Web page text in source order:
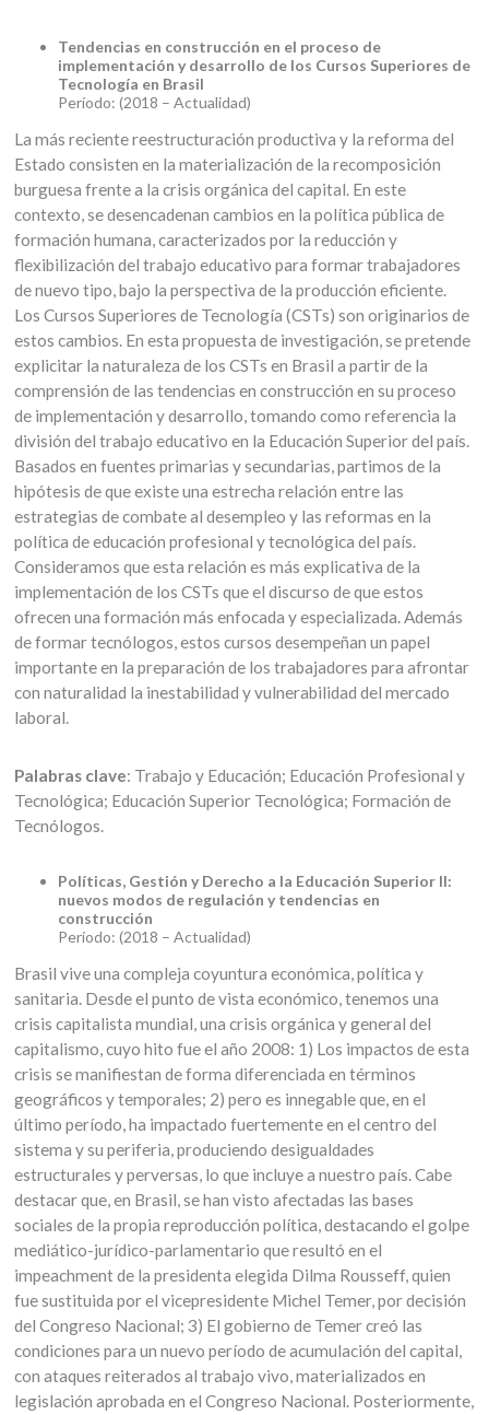
Tendencias en construcción en el proceso de
implementación y desarrollo de los Cursos Superiores de
Tecnología en Brasil
Período: (2018 – Actualidad)
La más reciente reestructuración productiva y la reforma del
Estado consisten en la materialización de la recomposición
burguesa frente a la crisis orgánica del capital. En este
contexto, se desencadenan cambios en la política pública de
formación humana, caracterizados por la reducción y
flexibilización del trabajo educativo para formar trabajadores
de nuevo tipo, bajo la perspectiva de la producción eficiente.
Los Cursos Superiores de Tecnología (CSTs) son originarios de
estos cambios. En esta propuesta de investigación, se pretende
explicitar la naturaleza de los CSTs en Brasil a partir de la
comprensión de las tendencias en construcción en su proceso
de implementación y desarrollo, tomando como referencia la
división del trabajo educativo en la Educación Superior del país.
Basados en fuentes primarias y secundarias, partimos de la
hipótesis de que existe una estrecha relación entre las
estrategias de combate al desempleo y las reformas en la
política de educación profesional y tecnológica del país.
Consideramos que esta relación es más explicativa de la
implementación de los CSTs que el discurso de que estos
ofrecen una formación más enfocada y especializada. Además
de formar tecnólogos, estos cursos desempeñan un papel
importante en la preparación de los trabajadores para afrontar
con naturalidad la inestabilidad y vulnerabilidad del mercado
laboral.
Palabras clave: Trabajo y Educación; Educación Profesional y
Tecnológica; Educación Superior Tecnológica; Formación de
Tecnólogos.
Políticas, Gestión y Derecho a la Educación Superior II:
nuevos modos de regulación y tendencias en
construcción
Período: (2018 – Actualidad)
Brasil vive una compleja coyuntura económica, política y
sanitaria. Desde el punto de vista económico, tenemos una
crisis capitalista mundial, una crisis orgánica y general del
capitalismo, cuyo hito fue el año 2008: 1) Los impactos de esta
crisis se manifiestan de forma diferenciada en términos
geográficos y temporales; 2) pero es innegable que, en el
último período, ha impactado fuertemente en el centro del
sistema y su periferia, produciendo desigualdades
estructurales y perversas, lo que incluye a nuestro país. Cabe
destacar que, en Brasil, se han visto afectadas las bases
sociales de la propia reproducción política, destacando el golpe
mediático-jurídico-parlamentario que resultó en el
impeachment de la presidenta elegida Dilma Rousseff, quien
fue sustituida por el vicepresidente Michel Temer, por decisión
del Congreso Nacional; 3) El gobierno de Temer creó las
condiciones para un nuevo período de acumulación del capital,
con ataques reiterados al trabajo vivo, materializados en
legislación aprobada en el Congreso Nacional. Posteriormente,